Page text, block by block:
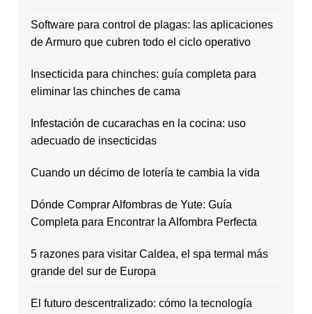
Software para control de plagas: las aplicaciones
de Armuro que cubren todo el ciclo operativo
Insecticida para chinches: guía completa para
eliminar las chinches de cama
Infestación de cucarachas en la cocina: uso
adecuado de insecticidas
Cuando un décimo de lotería te cambia la vida
Dónde Comprar Alfombras de Yute: Guía
Completa para Encontrar la Alfombra Perfecta
5 razones para visitar Caldea, el spa termal más
grande del sur de Europa
El futuro descentralizado: cómo la tecnología